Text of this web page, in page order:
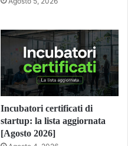
Incubatori certificati di
startup: la lista aggiornata
[Agosto 2026]